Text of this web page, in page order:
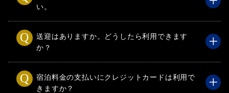
い。
送迎はありますか。どうしたら利用できます
か？
宿泊料金の支払いにクレジットカードは利用で
きますか？